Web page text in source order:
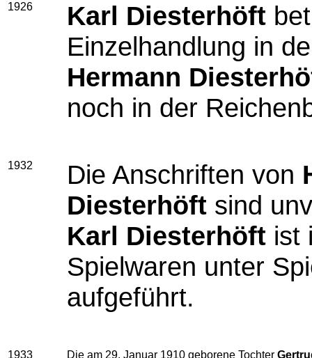
1926 Karl Diesterhöft
Einzelhandlung in
Hermann
noch in der
1932 Die Anschriften von
Diesterhöft sind
Karl Diesterhöft ist
Spielwaren unter
aufgeführt.
1933 Die am 29. Januar 1910 geborene Tochter